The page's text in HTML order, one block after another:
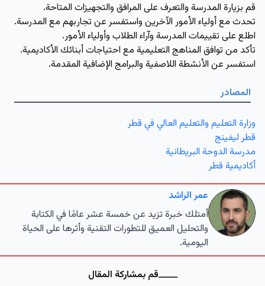
قم بزيارة المدرسة والتعرف على المرافق والتجهيزات المتاحة.
تحدث مع أولياء الأمور الآخرين واستفسر عن تجاربهم مع المدرسة.
اطلع على تقييمات المدرسة وآراء الطلاب وأولياء الأمور.
تأكد من توافق المناهج التعليمية مع احتياجات أبنائك الأكاديمية.
استفسر عن الأنشطة اللاصفية والبرامج الإضافية المقدمة.
المصادر
وزارة التعليم والتعليم العالي في قطر
قطر ليفينج
مدرسة الدوحة البريطانية
أكاديمية قطر
عمر الراشد
أمتلك خبرة تزيد عن خمسة عشر عامًا في الكتابة
والتحليل العميق للتطورات التقنية وأثرها على الحياة
اليومية.
قم بمشاركة المقال